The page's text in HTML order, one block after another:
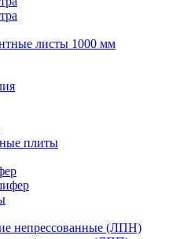
листы 1000 мм
плиты
непрессованные (ЛПН)